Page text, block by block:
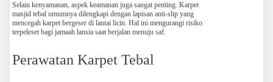
Selain kenyamanan, aspek keamanan juga sangat penting. Karpet
masjid tebal umumnya dilengkapi dengan lapisan anti-slip yang
mencegah karpet bergeser di lantai licin. Hal ini mengurangi risiko
terpeleset bagi jamaah lansia saat berjalan menuju saf.
Perawatan Karpet Tebal